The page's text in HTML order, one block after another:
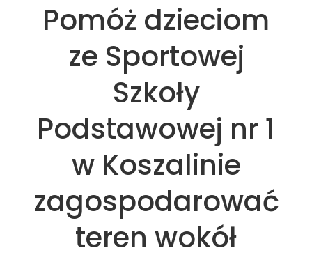
Pomóż dzieciom
ze Sportowej
Szkoły
Podstawowej nr 1
w Koszalinie
zagospodarować
teren wokół